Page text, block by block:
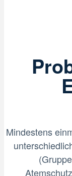
Mindestens